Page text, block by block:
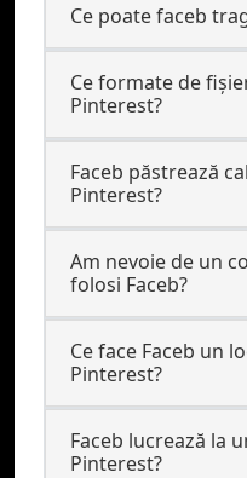
Ce poate faceb
Ce formate de
Pinterest?
Faceb păstrează
Pinterest?
Am nevoie de un
folosi Faceb?
Ce face Faceb un
Pinterest?
Faceb lucrează la
Pinterest?